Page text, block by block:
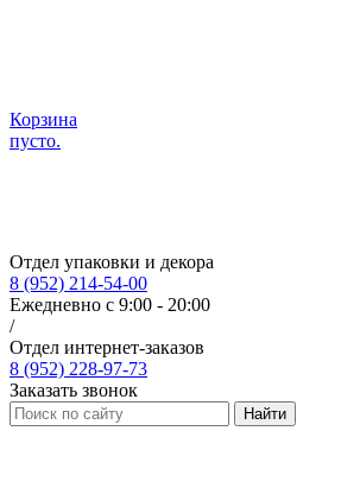
Корзина
пусто.
Отдел упаковки и декора
8 (952) 214-54-00
Ежедневно с 9:00 - 20:00
/
Отдел интернет-заказов
8 (952) 228-97-73
Заказать звонок
Найти